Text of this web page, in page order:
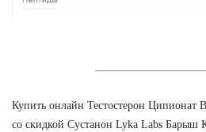
Купить онлайн Тестостерон Ципионат
со скидкой Сустанон Lyka Labs Барыш